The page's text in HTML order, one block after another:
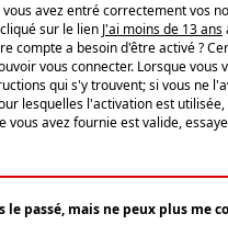
avez entré correctement vos
sur le lien J'ai moins de 13 ans
compte a besoin d'être activé ?
vous connecter. Lorsque
qui s'y trouvent; si vous ne
lesquelles l'activation est
vous avez fournie est valide,
le passé, mais ne peux plus me